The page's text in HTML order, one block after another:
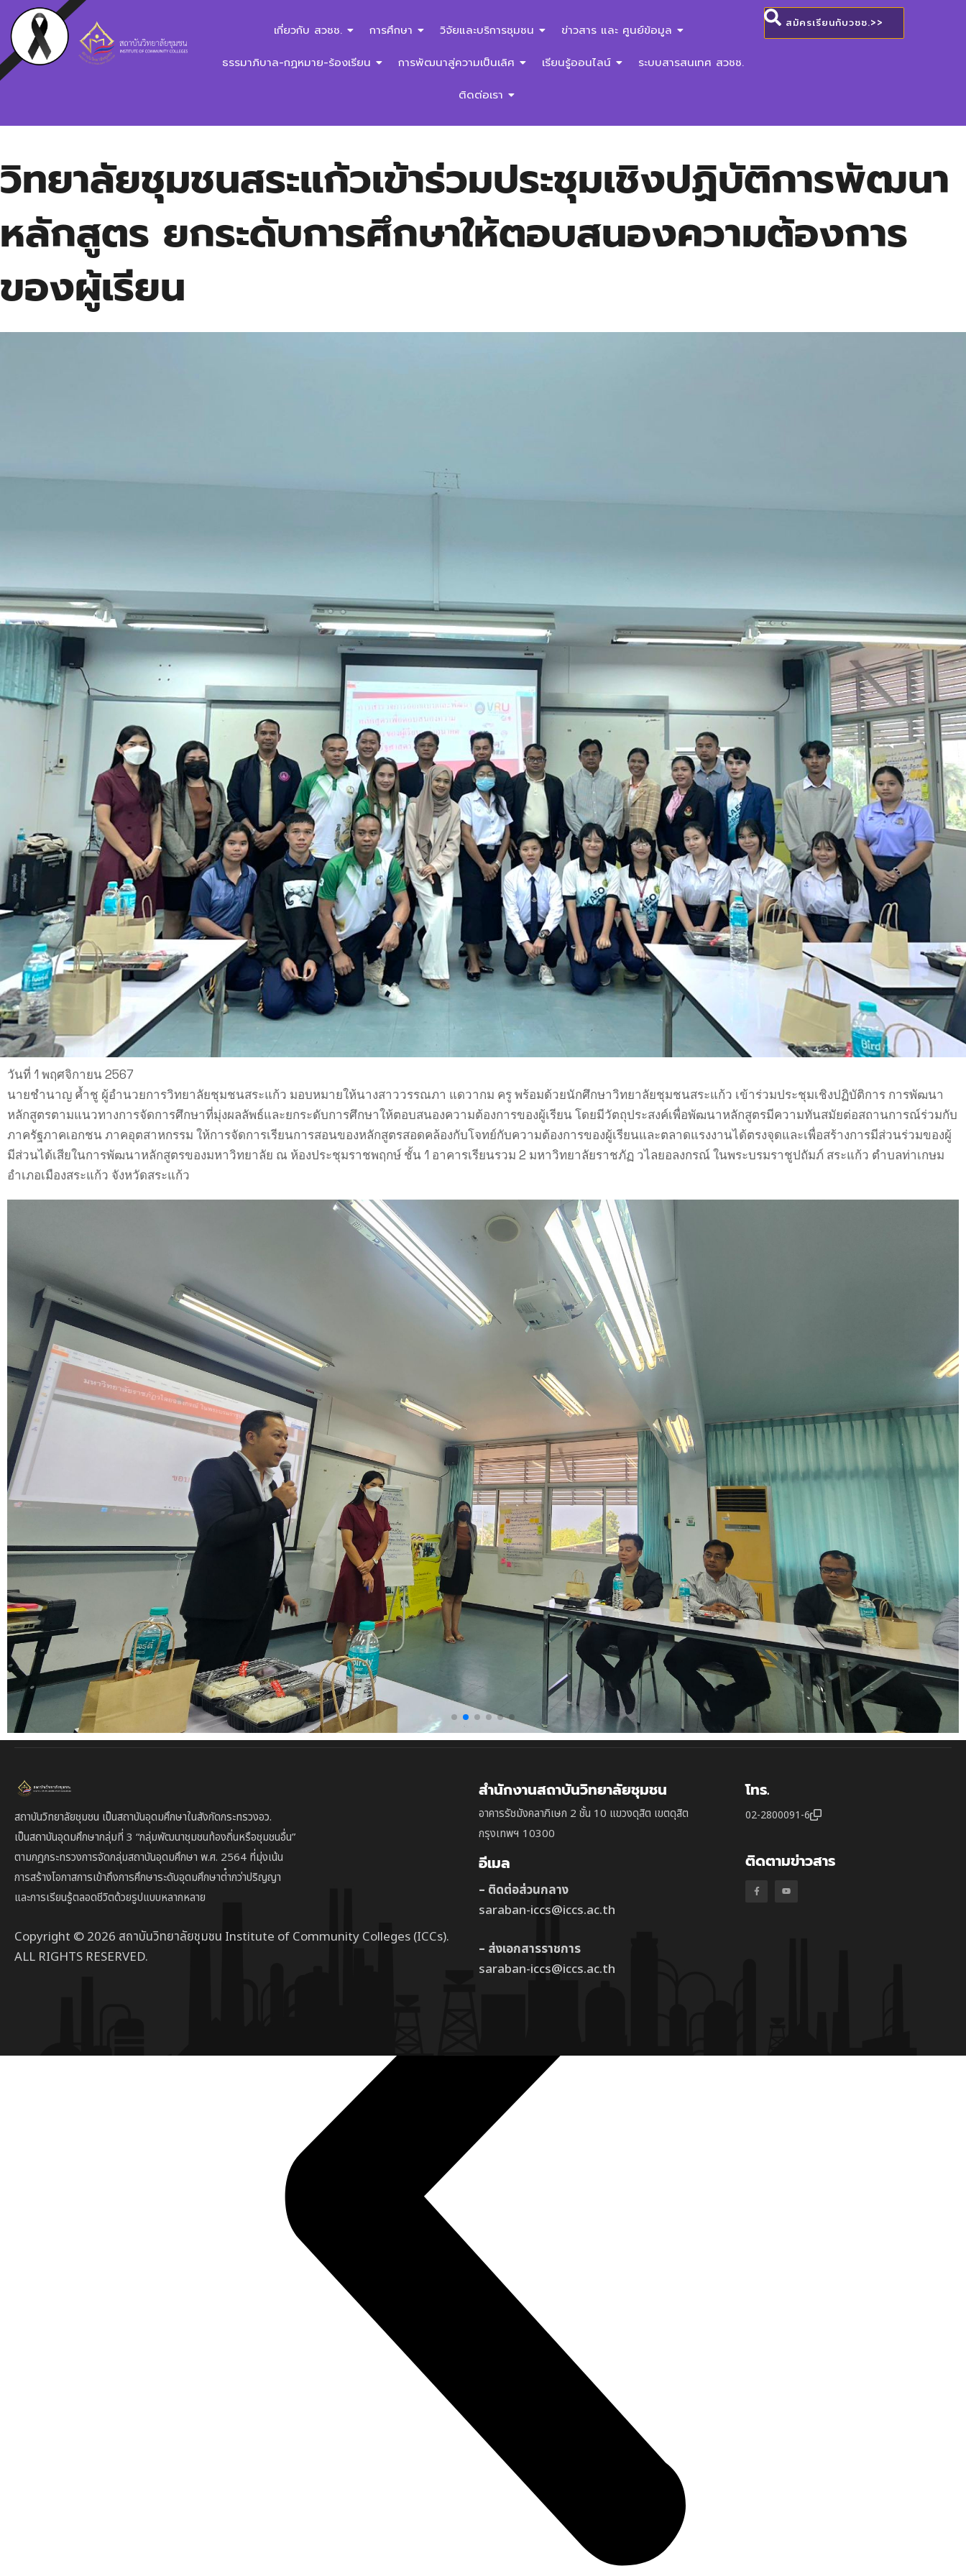
เกี่ยวกับ สวชช. การศึกษา วิจัยและบริการชุมชน ข่าวสาร และ ศูนย์ข้อมูล
ธรรมาภิบาล-กฏหมาย-ร้องเรียน การพัฒนาสู่ความเป็นเลิศ เรียนรู้ออนไลน์ ระบบสารสนเทศ สวชช.
ติดต่อเรา
สมัครเรียนกับวชช.>>
วิทยาลัยชุมชนสระแก้วเข้าร่วมประชุมเชิงปฏิบัติการพัฒนา
หลักสูตร ยกระดับการศึกษาให้ตอบสนองความต้องการ
ของผู้เรียน
วันที่ 1 พฤศจิกายน 2567
นายชำนาญ ค้ำชู ผู้อำนวยการวิทยาลัยชุมชนสระแก้ว มอบหมายให้นางสาววรรณภา แดวากม ครู พร้อมด้วยนักศึกษาวิทยาลัยชุมชนสระแก้ว เข้าร่วมประชุมเชิงปฏิบัติการ การพัฒนา
หลักสูตรตามแนวทางการจัดการศึกษาที่มุ่งผลลัพธ์และยกระดับการศึกษาให้ตอบสนองความต้องการของผู้เรียน โดยมีวัตถุประสงค์เพื่อพัฒนาหลักสูตรมีความทันสมัยต่อสถานการณ์ร่วมกับ
ภาครัฐภาคเอกชน ภาคอุตสาหกรรม ให้การจัดการเรียนการสอนของหลักสูตรสอดคล้องกับโจทย์กับความต้องการของผู้เรียนและตลาดแรงงานได้ตรงจุดและเพื่อสร้างการมีส่วนร่วมของผู้
มีส่วนได้เสียในการพัฒนาหลักสูตรของมหาวิทยาลัย ณ ห้องประชุมราชพฤกษ์ ชั้น 1 อาคารเรียนรวม 2 มหาวิทยาลัยราชภัฏ วไลยอลงกรณ์ ในพระบรมราชูปถัมภ์ สระแก้ว ตำบลท่าเกษม
อำเภอเมืองสระแก้ว จังหวัดสระแก้ว
สถาบันวิทยาลัยชุมชน เป็นสถาบันอุดมศึกษาในสังกัดกระทรวงอว.
เป็นสถาบันอุดมศึกษากลุ่มที่ 3 “กลุ่มพัฒนาชุมชนท้องถิ่นหรือชุมชนอื่น”
ตามกฎกระทรวงการจัดกลุ่มสถาบันอุดมศึกษา พ.ศ. 2564 ที่มุ่งเน้น
การสร้างโอกาสการเข้าถึงการศึกษาระดับอุดมศึกษาต่ํากว่าปริญญา
และการเรียนรู้ตลอดชีวิตด้วยรูปแบบหลากหลาย
Copyright © 2026 สถาบันวิทยาลัยชุมชน Institute of Community Colleges (ICCs).
ALL RIGHTS RESERVED.
สำนักงานสถาบันวิทยาลัยชุมชน
อาคารรัชมังคลาภิเษก 2 ชั้น 10 แขวงดุสิต เขตดุสิต
กรุงเทพฯ 10300
อีเมล
– ติดต่อส่วนกลาง
saraban-iccs@iccs.ac.th
– ส่งเอกสารราชการ
saraban-iccs@iccs.ac.th
โทร.
02-2800091-6
ติดตามข่าวสาร